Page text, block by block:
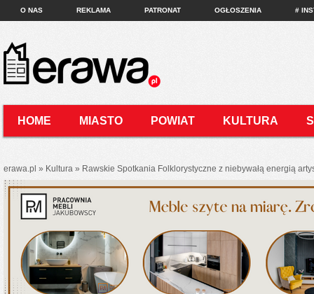
O NAS REKLAMA PATRONAT OGŁOSZENIA #
HOME MIASTO POWIAT KULTURA
erawa.pl » Kultura » Rawskie Spotkania Folklorystyczne z niebywałą energią